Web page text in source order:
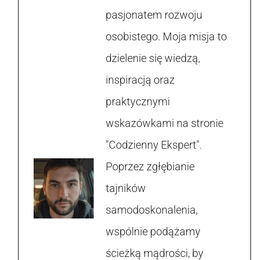
pasjonatem rozwoju
osobistego. Moja misja to
dzielenie się wiedzą,
inspiracją oraz
praktycznymi
wskazówkami na stronie
"Codzienny Ekspert".
Poprzez zgłębianie
tajników
samodoskonalenia,
wspólnie podążamy
ścieżką mądrości, by